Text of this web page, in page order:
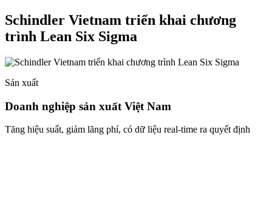
Schindler Vietnam triển khai chương
trình Lean Six Sigma
Sản xuất
Doanh nghiệp sản xuất Việt Nam
Tăng hiệu suất, giảm lãng phí, có dữ liệu real-time ra quyết định